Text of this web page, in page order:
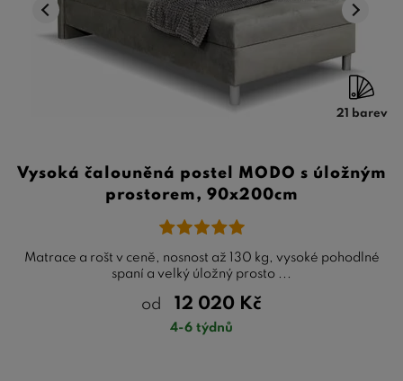
21 barev
Vysoká čalouněná postel MODO s úložným
prostorem, 90x200cm
Matrace a rošt v ceně, nosnost až 130 kg, vysoké pohodlné
spaní a velký úložný prosto ...
od 12 020 Kč
4-6 týdnů